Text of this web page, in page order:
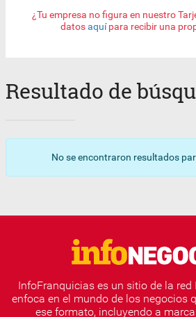
¿Tu empresa no figura en nuestro
datosaquípara recibir una
Resultado de
No se encontraron resultados
InfoFranquicias es un sitio de la red
enfoca en el mundo de los negocios
ese formato, incluyendo a